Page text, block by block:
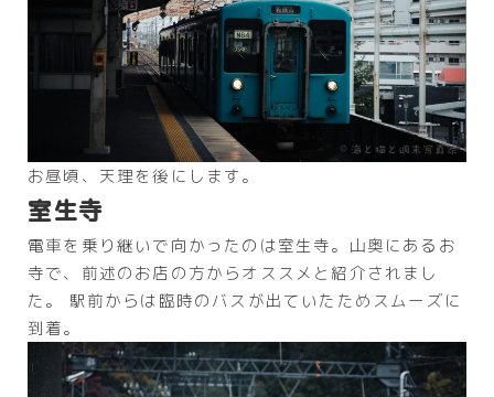
お昼頃、天理を後にします。
室生寺
電車を乗り継いで向かったのは室生寺。山奥にあるお
寺で、前述のお店の方からオススメと紹介されまし
た。 駅前からは臨時のバスが出ていたためスムーズに
到着。